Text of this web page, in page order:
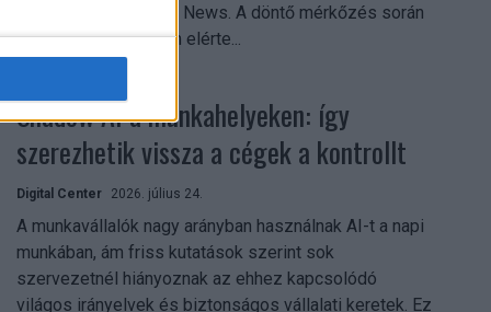
– írja a Broadband TV News. A döntő mérkőzés során
az átlagos nézőszám elérte...
Shadow AI a munkahelyeken: így
szerezhetik vissza a cégek a kontrollt
Digital Center 2026. július 24.
A munkavállalók nagy arányban használnak AI-t a napi
munkában, ám friss kutatások szerint sok
szervezetnél hiányoznak az ehhez kapcsolódó
világos irányelvek és biztonságos vállalati keretek. Ez